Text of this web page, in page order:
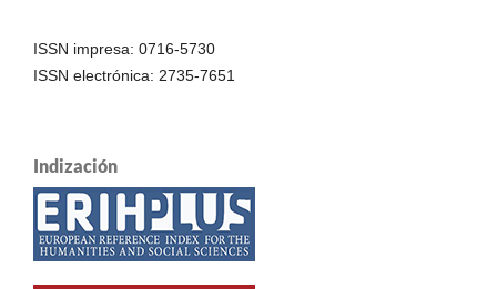
ISSN impresa: 0716-5730
ISSN electrónica: 2735-7651
Indización